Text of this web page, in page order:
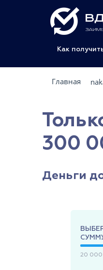
Как
Главная
300
Деньги
20 000